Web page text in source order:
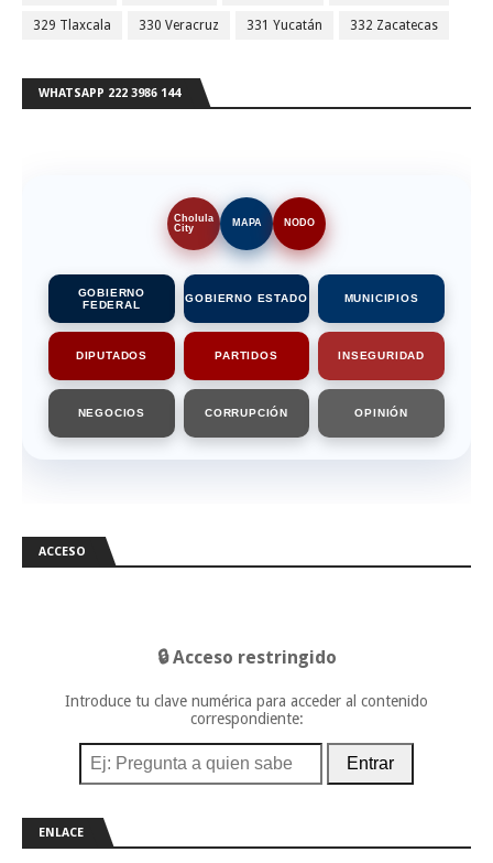
329 Tlaxcala 330 Veracruz 331 Yucatán 332 Zacatecas
WHATSAPP 222 3986 144
Cholula
City
MAPA NODO
GOBIERNO
FEDERAL
GOBIERNO ESTADO MUNICIPIOS
DIPUTADOS PARTIDOS INSEGURIDAD
NEGOCIOS CORRUPCIÓN OPINIÓN
ACCESO
🔒 Acceso restringido
Introduce tu clave numérica para acceder al contenido
correspondiente:
Entrar
ENLACE